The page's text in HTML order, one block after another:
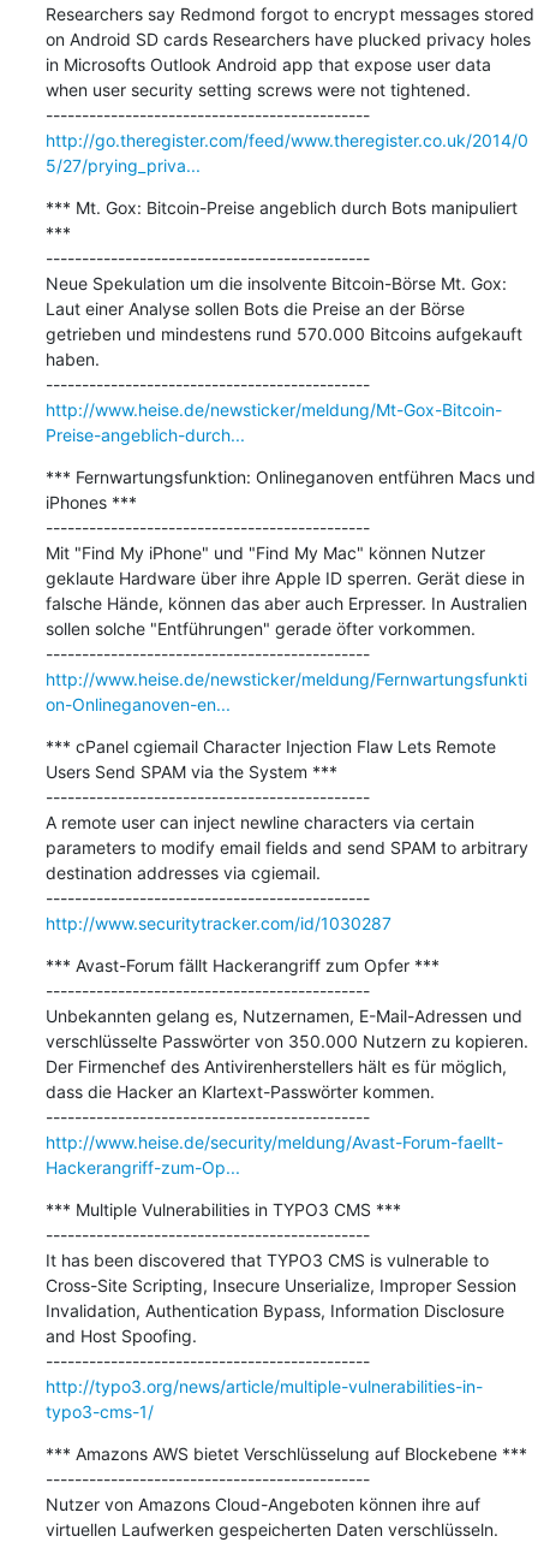
Researchers say Redmond forgot to encrypt messages stored
on Android SD cards Researchers have plucked privacy holes
in Microsofts Outlook Android app that expose user data
when user security setting screws were not tightened.
---------------------------------------------
http://go.theregister.com/feed/www.theregister.co.uk/2014/0
5/27/prying_priva...
*** Mt. Gox: Bitcoin-Preise angeblich durch Bots manipuliert
***
---------------------------------------------
Neue Spekulation um die insolvente Bitcoin-Börse Mt. Gox:
Laut einer Analyse sollen Bots die Preise an der Börse
getrieben und mindestens rund 570.000 Bitcoins aufgekauft
haben.
---------------------------------------------
http://www.heise.de/newsticker/meldung/Mt-Gox-Bitcoin-
Preise-angeblich-durch...
*** Fernwartungsfunktion: Onlineganoven entführen Macs und
iPhones ***
---------------------------------------------
Mit "Find My iPhone" und "Find My Mac" können Nutzer
geklaute Hardware über ihre Apple ID sperren. Gerät diese in
falsche Hände, können das aber auch Erpresser. In Australien
sollen solche "Entführungen" gerade öfter vorkommen.
---------------------------------------------
http://www.heise.de/newsticker/meldung/Fernwartungsfunkti
on-Onlineganoven-en...
*** cPanel cgiemail Character Injection Flaw Lets Remote
Users Send SPAM via the System ***
---------------------------------------------
A remote user can inject newline characters via certain
parameters to modify email fields and send SPAM to arbitrary
destination addresses via cgiemail.
---------------------------------------------
http://www.securitytracker.com/id/1030287
*** Avast-Forum fällt Hackerangriff zum Opfer ***
---------------------------------------------
Unbekannten gelang es, Nutzernamen, E-Mail-Adressen und
verschlüsselte Passwörter von 350.000 Nutzern zu kopieren.
Der Firmenchef des Antivirenherstellers hält es für möglich,
dass die Hacker an Klartext-Passwörter kommen.
---------------------------------------------
http://www.heise.de/security/meldung/Avast-Forum-faellt-
Hackerangriff-zum-Op...
*** Multiple Vulnerabilities in TYPO3 CMS ***
---------------------------------------------
It has been discovered that TYPO3 CMS is vulnerable to
Cross-Site Scripting, Insecure Unserialize, Improper Session
Invalidation, Authentication Bypass, Information Disclosure
and Host Spoofing.
---------------------------------------------
http://typo3.org/news/article/multiple-vulnerabilities-in-
typo3-cms-1/
*** Amazons AWS bietet Verschlüsselung auf Blockebene ***
---------------------------------------------
Nutzer von Amazons Cloud-Angeboten können ihre auf
virtuellen Laufwerken gespeicherten Daten verschlüsseln.